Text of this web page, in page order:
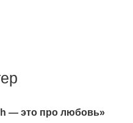
— это про любовь»